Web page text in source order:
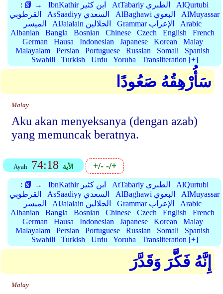
: 📗 → IbnKathir ابن كثير AtTabariy الطبري
AlQurtubi
القرطوبي
AsSaadiyy السعدي AlBaghawi البغوي
AlMuyassar
الميسر
AlJalalain الجلالين Grammar الإعراب
Arabic
Albanian
Bangla Bosnian Chinese Czech English
French
German
Hausa Indonesian Japanese Korean
Malay
Malayalam
Persian Portuguese Russian Somali
Spanish
Swahili
Turkish Urdu Yoruba Transliteration [+]
سَأُرْهِقُهُ صَعُودًا
Malay
Aku akan menyeksanya (dengan azab)
yang memuncak beratnya.
Ayah 74:18 الأية +/--/+
: 📗 → IbnKathir ابن كثير AtTabariy الطبري
AlQurtubi
القرطوبي
AsSaadiyy السعدي AlBaghawi البغوي
AlMuyassar
الميسر
AlJalalain الجلالين Grammar الإعراب
Arabic
Albanian
Bangla Bosnian Chinese Czech English
French
German
Hausa Indonesian Japanese Korean
Malay
Malayalam
Persian Portuguese Russian Somali
Spanish
Swahili
Turkish Urdu Yoruba Transliteration [+]
إِنَّهُ فَكَّرَ وَقَدَّرَ
Malay